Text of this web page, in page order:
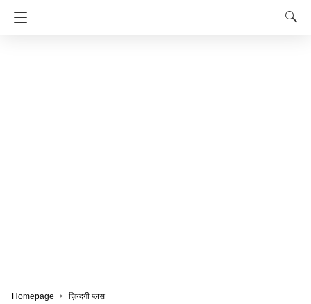
Homepage ज़िन्दगी प्लस